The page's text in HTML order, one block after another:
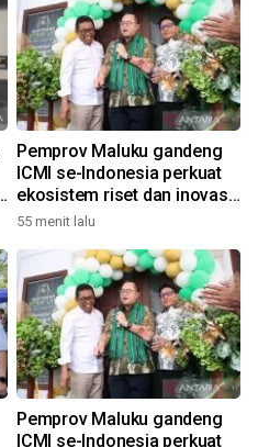
Pemprov Maluku gandeng
ICMI se-Indonesia perkuat
ekosistem riset dan inovasi
daerah
55 menit lalu
Pemprov Maluku gandeng
ICMI se-Indonesia perkuat